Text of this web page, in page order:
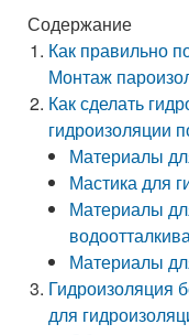
Содержание
Как правильно
Монтаж
Как сделать
гидроизоляции
Материалы
Мастика для
Материалы
Материалы
Гидроизоляция
для